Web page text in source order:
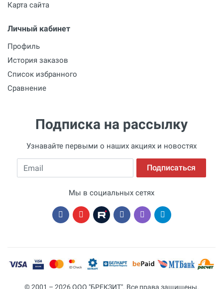
Карта сайта
Личный кабинет
Профиль
История заказов
Список избранного
Сравнение
Подписка на рассылку
Узнавайте первыми о наших акциях и новостях
Email Подписаться
Мы в социальных сетях
© 2001 – 2026 ООО "БРЕКЗИТ". Все права защищены.